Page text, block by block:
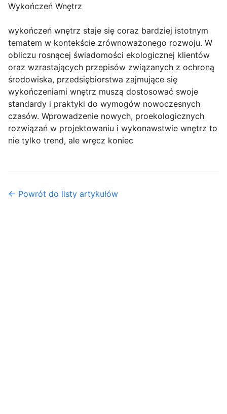
Wykończeń Wnętrz
wykończeń wnętrz staje się coraz bardziej istotnym
tematem w kontekście zrównoważonego rozwoju. W
obliczu rosnącej świadomości ekologicznej klientów
oraz wzrastających przepisów związanych z ochroną
środowiska, przedsiębiorstwa zajmujące się
wykończeniami wnętrz muszą dostosować swoje
standardy i praktyki do wymogów nowoczesnych
czasów. Wprowadzenie nowych, proekologicznych
rozwiązań w projektowaniu i wykonawstwie wnętrz to
nie tylko trend, ale wręcz koniec
← Powrót do listy artykułów